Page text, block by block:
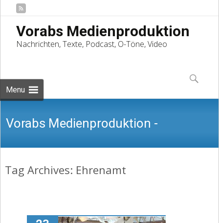
Vorabs Medienproduktion
Nachrichten, Texte, Podcast, O-Töne, Video
Menu
to
content
Suchen
nach:
Vorabs Medienproduktion -
Nachrichten, Texte, Podcast, O-Töne,
Tag Archives: Ehrenamt